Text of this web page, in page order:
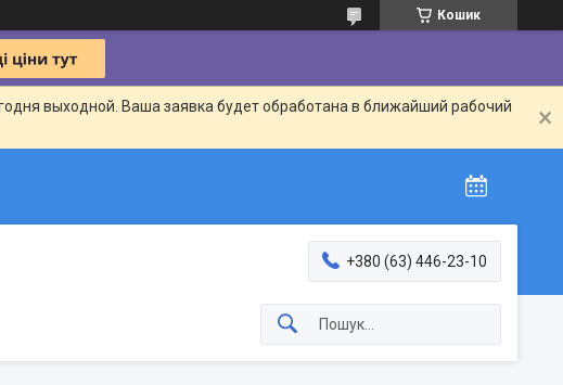
Кошик
выходной. Ваша заявка будет обработана в ближайший рабочий
+380 (63) 446-23-10